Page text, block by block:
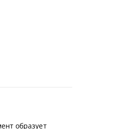
образует